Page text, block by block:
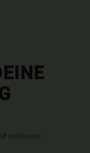
exklusive